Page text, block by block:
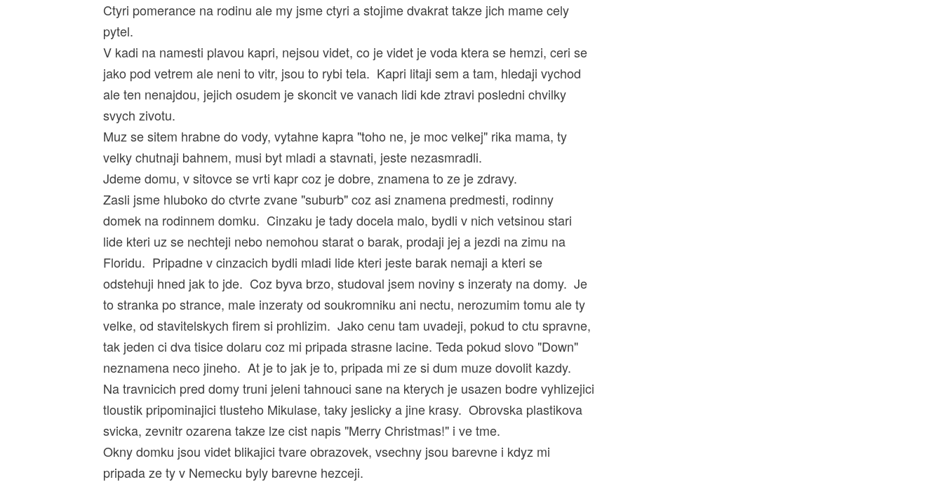
Ctyri pomerance na rodinu ale my jsme ctyri a stojime dvakrat takze jich mame cely
pytel.
V kadi na namesti plavou kapri, nejsou videt, co je videt je voda ktera se hemzi, ceri se
jako pod vetrem ale neni to vitr, jsou to rybi tela. Kapri litaji sem a tam, hledaji vychod
ale ten nenajdou, jejich osudem je skoncit ve vanach lidi kde ztravi posledni chvilky
svych zivotu.
Muz se sitem hrabne do vody, vytahne kapra "toho ne, je moc velkej" rika mama, ty
velky chutnaji bahnem, musi byt mladi a stavnati, jeste nezasmradli.
Jdeme domu, v sitovce se vrti kapr coz je dobre, znamena to ze je zdravy.
Zasli jsme hluboko do ctvrte zvane "suburb" coz asi znamena predmesti, rodinny
domek na rodinnem domku. Cinzaku je tady docela malo, bydli v nich vetsinou stari
lide kteri uz se nechteji nebo nemohou starat o barak, prodaji jej a jezdi na zimu na
Floridu. Pripadne v cinzacich bydli mladi lide kteri jeste barak nemaji a kteri se
odstehuji hned jak to jde. Coz byva brzo, studoval jsem noviny s inzeraty na domy. Je
to stranka po strance, male inzeraty od soukromniku ani nectu, nerozumim tomu ale ty
velke, od stavitelskych firem si prohlizim. Jako cenu tam uvadeji, pokud to ctu spravne,
tak jeden ci dva tisice dolaru coz mi pripada strasne lacine. Teda pokud slovo "Down"
neznamena neco jineho. At je to jak je to, pripada mi ze si dum muze dovolit kazdy.
Na travnicich pred domy truni jeleni tahnouci sane na kterych je usazen bodre vyhlizejici
tloustik pripominajici tlusteho Mikulase, taky jeslicky a jine krasy. Obrovska plastikova
svicka, zevnitr ozarena takze lze cist napis "Merry Christmas!" i ve tme.
Okny domku jsou videt blikajici tvare obrazovek, vsechny jsou barevne i kdyz mi
pripada ze ty v Nemecku byly barevne hezceji.